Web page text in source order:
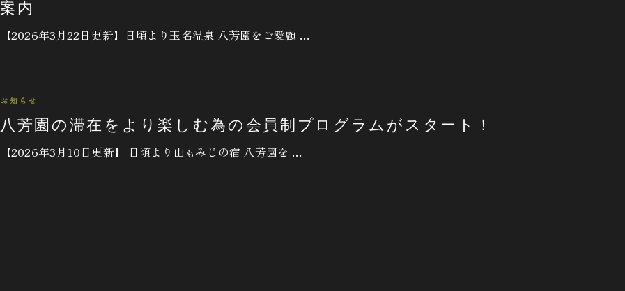
案内
【2026年3月22日更新】日頃より玉名温泉 八芳園をご愛顧 …
お知らせ
八芳園の滞在をより楽しむ為の会員制プログラムがスタート！
【2026年3月10日更新】 日頃より山もみじの宿 八芳園を …